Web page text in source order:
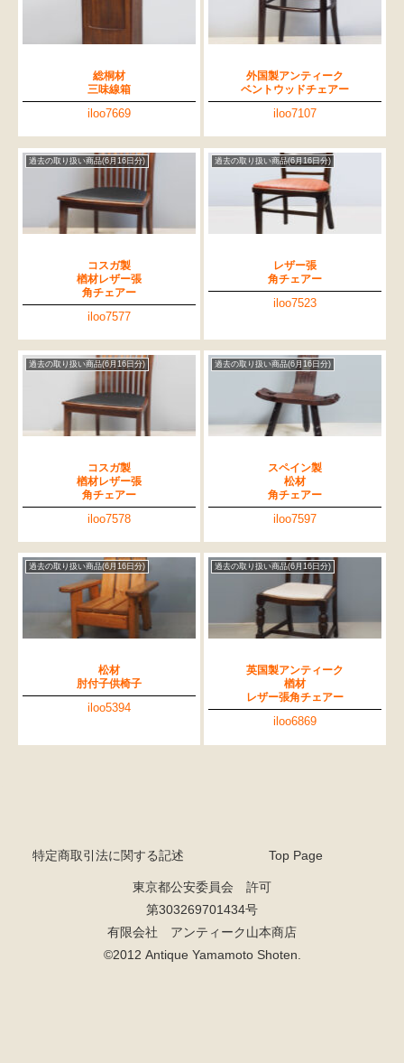
総桐材
三味線箱
iloo7669
外国製アンティーク
ベントウッドチェアー
iloo7107
過去の取り扱い商品(6月16日分)
コスガ製
楢材レザー張
角チェアー
iloo7577
過去の取り扱い商品(6月16日分)
レザー張
角チェアー
iloo7523
過去の取り扱い商品(6月16日分)
コスガ製
楢材レザー張
角チェアー
iloo7578
過去の取り扱い商品(6月16日分)
スペイン製
松材
角チェアー
iloo7597
過去の取り扱い商品(6月16日分)
松材
肘付子供椅子
iloo5394
過去の取り扱い商品(6月16日分)
英国製アンティーク
楢材
レザー張角チェアー
iloo6869
特定商取引法に関する記述 Top Page
東京都公安委員会 許可
第303269701434号
有限会社 アンティーク山本商店
©2012 Antique Yamamoto Shoten.